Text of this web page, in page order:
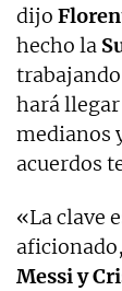
dijo
hecho la
hará
medianos
acuerdos
«La clave
Messi y